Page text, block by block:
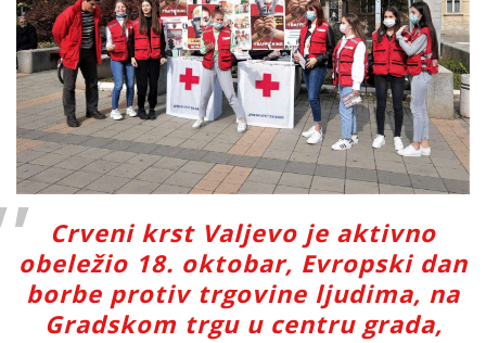
Crveni krst Valjevo je aktivno
obeležio 18. oktobar, Evropski dan
borbe protiv trgovine ljudima, na
Gradskom trgu u centru grada,